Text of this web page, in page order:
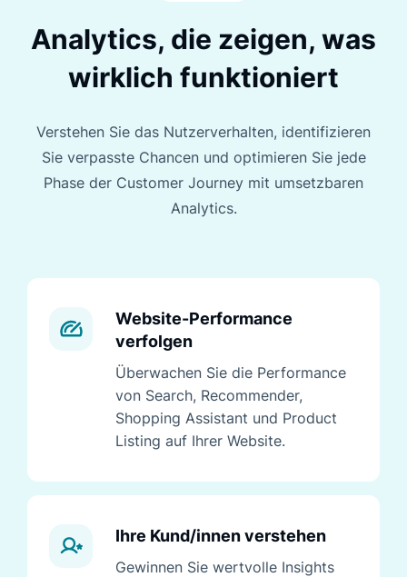
Analytics, die zeigen, was
wirklich funktioniert
Verstehen Sie das Nutzerverhalten, identifizieren
Sie verpasste Chancen und optimieren Sie jede
Phase der Customer Journey mit umsetzbaren
Analytics.
Website-Performance
verfolgen
Überwachen Sie die Performance
von Search, Recommender,
Shopping Assistant und Product
Listing auf Ihrer Website.
Ihre Kund/innen verstehen
Gewinnen Sie wertvolle Insights